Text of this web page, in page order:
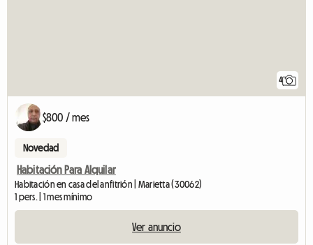
4
$800 / mes
Novedad
Habitación Para Alquilar
Habitación en casa del anfitrión | Marietta (30062)
1 pers. | 1 mes mínimo
Ver anuncio